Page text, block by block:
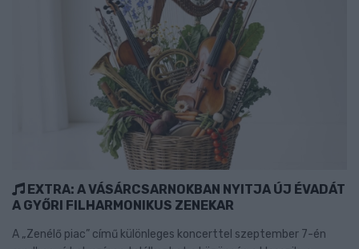
EXTRA: A VÁSÁRCSARNOKBAN NYITJA ÚJ ÉVADÁT
A GYŐRI FILHARMONIKUS ZENEKAR
A „Zenélő piac” című különleges koncerttel szeptember 7-én